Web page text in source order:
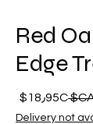
Red
Edge
سعر
18٫95C$
Delivery not